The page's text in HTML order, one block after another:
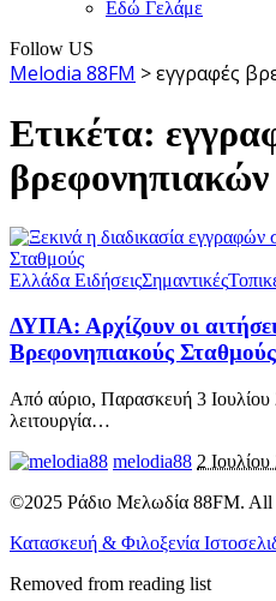
Εδώ Γελάμε
Follow US
Melodia 88FM >εγγραφές
Ετικέτα:
Ελλάδα ΕιδήσειςΣημαντικές
ΔΥΠΑ: Αρχίζουν οι
Βρεφονηπιακούς
Από αύριο, Παρασκευή 3 Ιουλίου
λειτουργία…
melodia88 2
©2025 Ράδιο Μελωδία 88FM. All
Κατασκευή & Φιλοξενία
Removed from reading list